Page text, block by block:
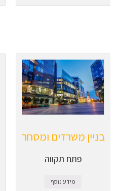
בניין משרדים ומסחר
פתח תקווה
מידע נוסף